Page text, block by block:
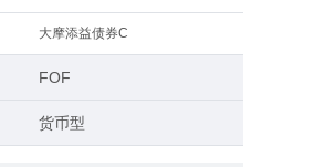
大摩添益债券C
FOF
货币型